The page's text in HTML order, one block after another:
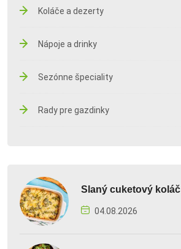
Koláče a dezerty
Nápoje a drinky
Sezónne špeciality
Rady pre gazdinky
Slaný cuketový koláč
04.08.2026